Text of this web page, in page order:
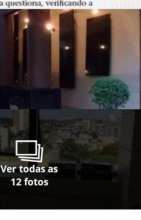
Ver todas as
12 fotos
Ver todas as
12 fotos
Ver todas as
12 fotos
Ver todas as
12 fotos
Ver todas as
12 fotos
Ver todas as
12 fotos
Ver todas as
12 fotos
Ver todas as
12 fotos
Ver todas as
12 fotos
Ver todas as
12 fotos
Ver todas as
12 fotos
Ver todas as
12 fotos